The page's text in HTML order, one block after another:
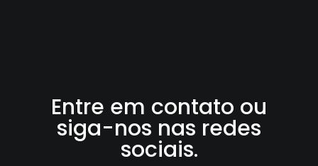
Entre em contato ou
siga-nos nas redes
sociais.